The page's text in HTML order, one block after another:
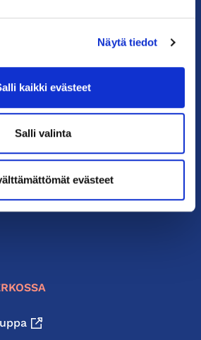
Näytä tiedot
kaikki evästeet
Salli valinta
evästeet